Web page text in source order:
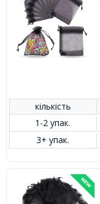
кількість
1-2 упак.
3+ упак.